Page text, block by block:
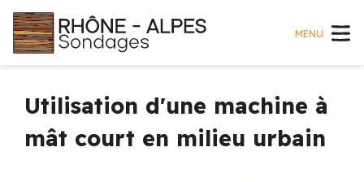
MENU
Utilisation d'une machine à
mât court en milieu urbain